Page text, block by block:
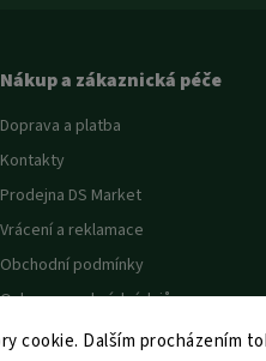
cookie. Dalším procházením
Nákup a zákaznická péče
Doprava a platba
Kontakty
Prodejna DS Market
Vrácení a reklamace
Obchodní podmínky
Ochrana osobních údajů